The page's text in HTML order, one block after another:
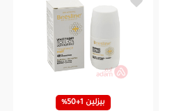
بيزلين 1+50%